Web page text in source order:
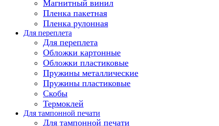
Магнитный винил
Пленка пакетная
Пленка рулонная
Для переплета
Для переплета
Обложки картонные
Обложки пластиковые
Пружины металлические
Пружины пластиковые
Скобы
Термоклей
Для тампонной печати
Для тампонной печати